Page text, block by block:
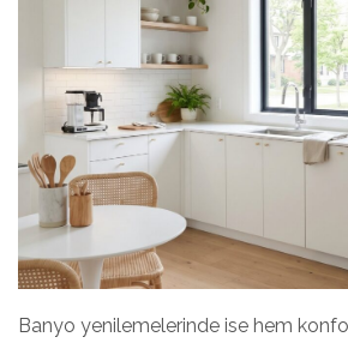
Banyo yenilemelerinde ise hem